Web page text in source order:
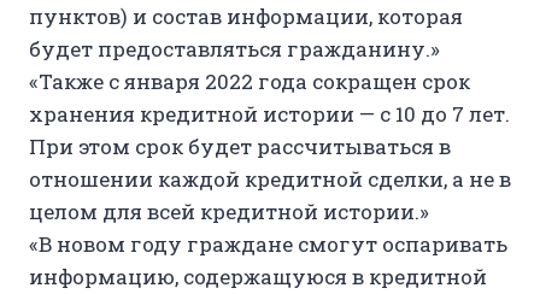
пунктов) и состав информации, которая
будет предоставляться гражданину.»
«Также с января 2022 года сокращен срок
хранения кредитной истории — с 10 до 7 лет.
При этом срок будет рассчитываться в
отношении каждой кредитной сделки, а не в
целом для всей кредитной истории.»
«В новом году граждане смогут оспаривать
информацию, содержащуюся в кредитной